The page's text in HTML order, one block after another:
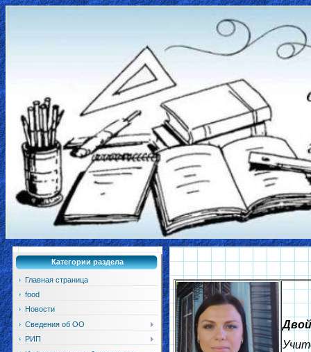
Категории раздела
Главная страница
food
Новости
Сведения об ОО
РИП